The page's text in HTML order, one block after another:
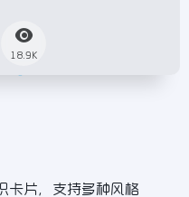
18.9K
卡片，支持多种风格